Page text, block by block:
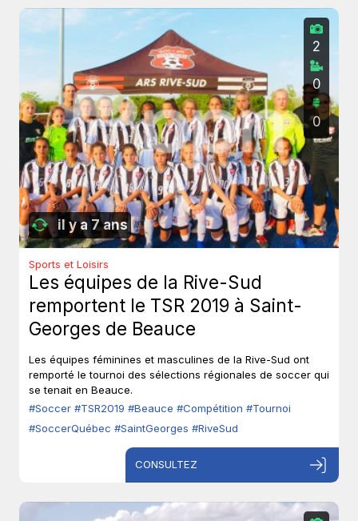
il y a 7 ans
2
0
0
Sports et Loisirs
Les équipes de la Rive-Sud
remportent le TSR 2019 à Saint-
Georges de Beauce
Les équipes féminines et masculines de la Rive-Sud ont
remporté le tournoi des sélections régionales de soccer qui
se tenait en Beauce.
#Soccer #TSR2019 #Beauce #Compétition #Tournoi
#SoccerQuébec #SaintGeorges #RiveSud
CONSULTEZ